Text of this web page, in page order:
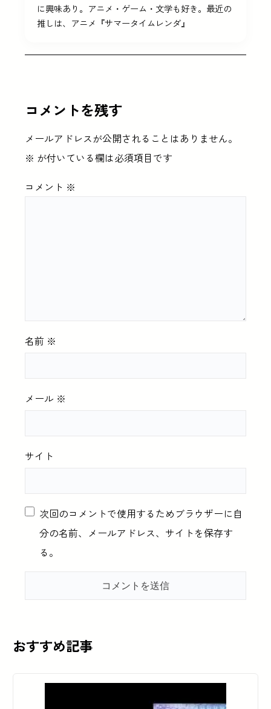
に興味あり。アニメ・ゲーム・文学も好き。最近の
推しは、アニメ『サマータイムレンダ』
コメントを残す
メールアドレスが公開されることはありません。
※ が付いている欄は必須項目です
コメント ※
名前 ※
メール ※
サイト
次回のコメントで使用するためブラウザーに自
分の名前、メールアドレス、サイトを保存す
る。
おすすめ記事